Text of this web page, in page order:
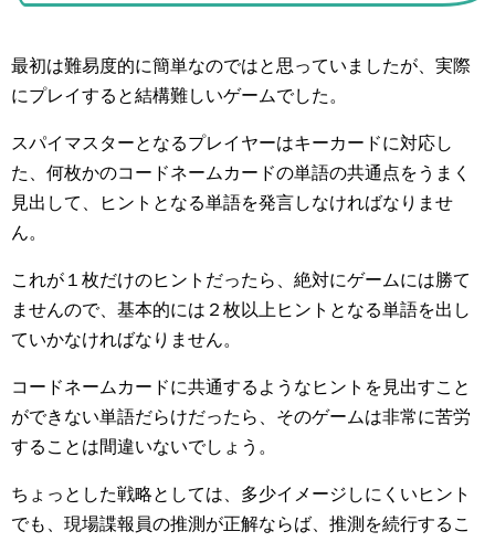
最初は難易度的に簡単なのではと思っていましたが、実際
にプレイすると結構難しいゲームでした。
スパイマスターとなるプレイヤーはキーカードに対応し
た、何枚かのコードネームカードの単語の共通点をうまく
見出して、ヒントとなる単語を発言しなければなりませ
ん。
これが１枚だけのヒントだったら、絶対にゲームには勝て
ませんので、基本的には２枚以上ヒントとなる単語を出し
ていかなければなりません。
コードネームカードに共通するようなヒントを見出すこと
ができない単語だらけだったら、そのゲームは非常に苦労
することは間違いないでしょう。
ちょっとした戦略としては、多少イメージしにくいヒント
でも、現場諜報員の推測が正解ならば、推測を続行するこ